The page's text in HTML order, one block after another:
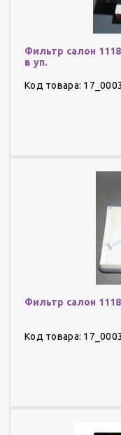
Фильтр салон
в уп.
Код товара:
Фильтр салон
Код товара: